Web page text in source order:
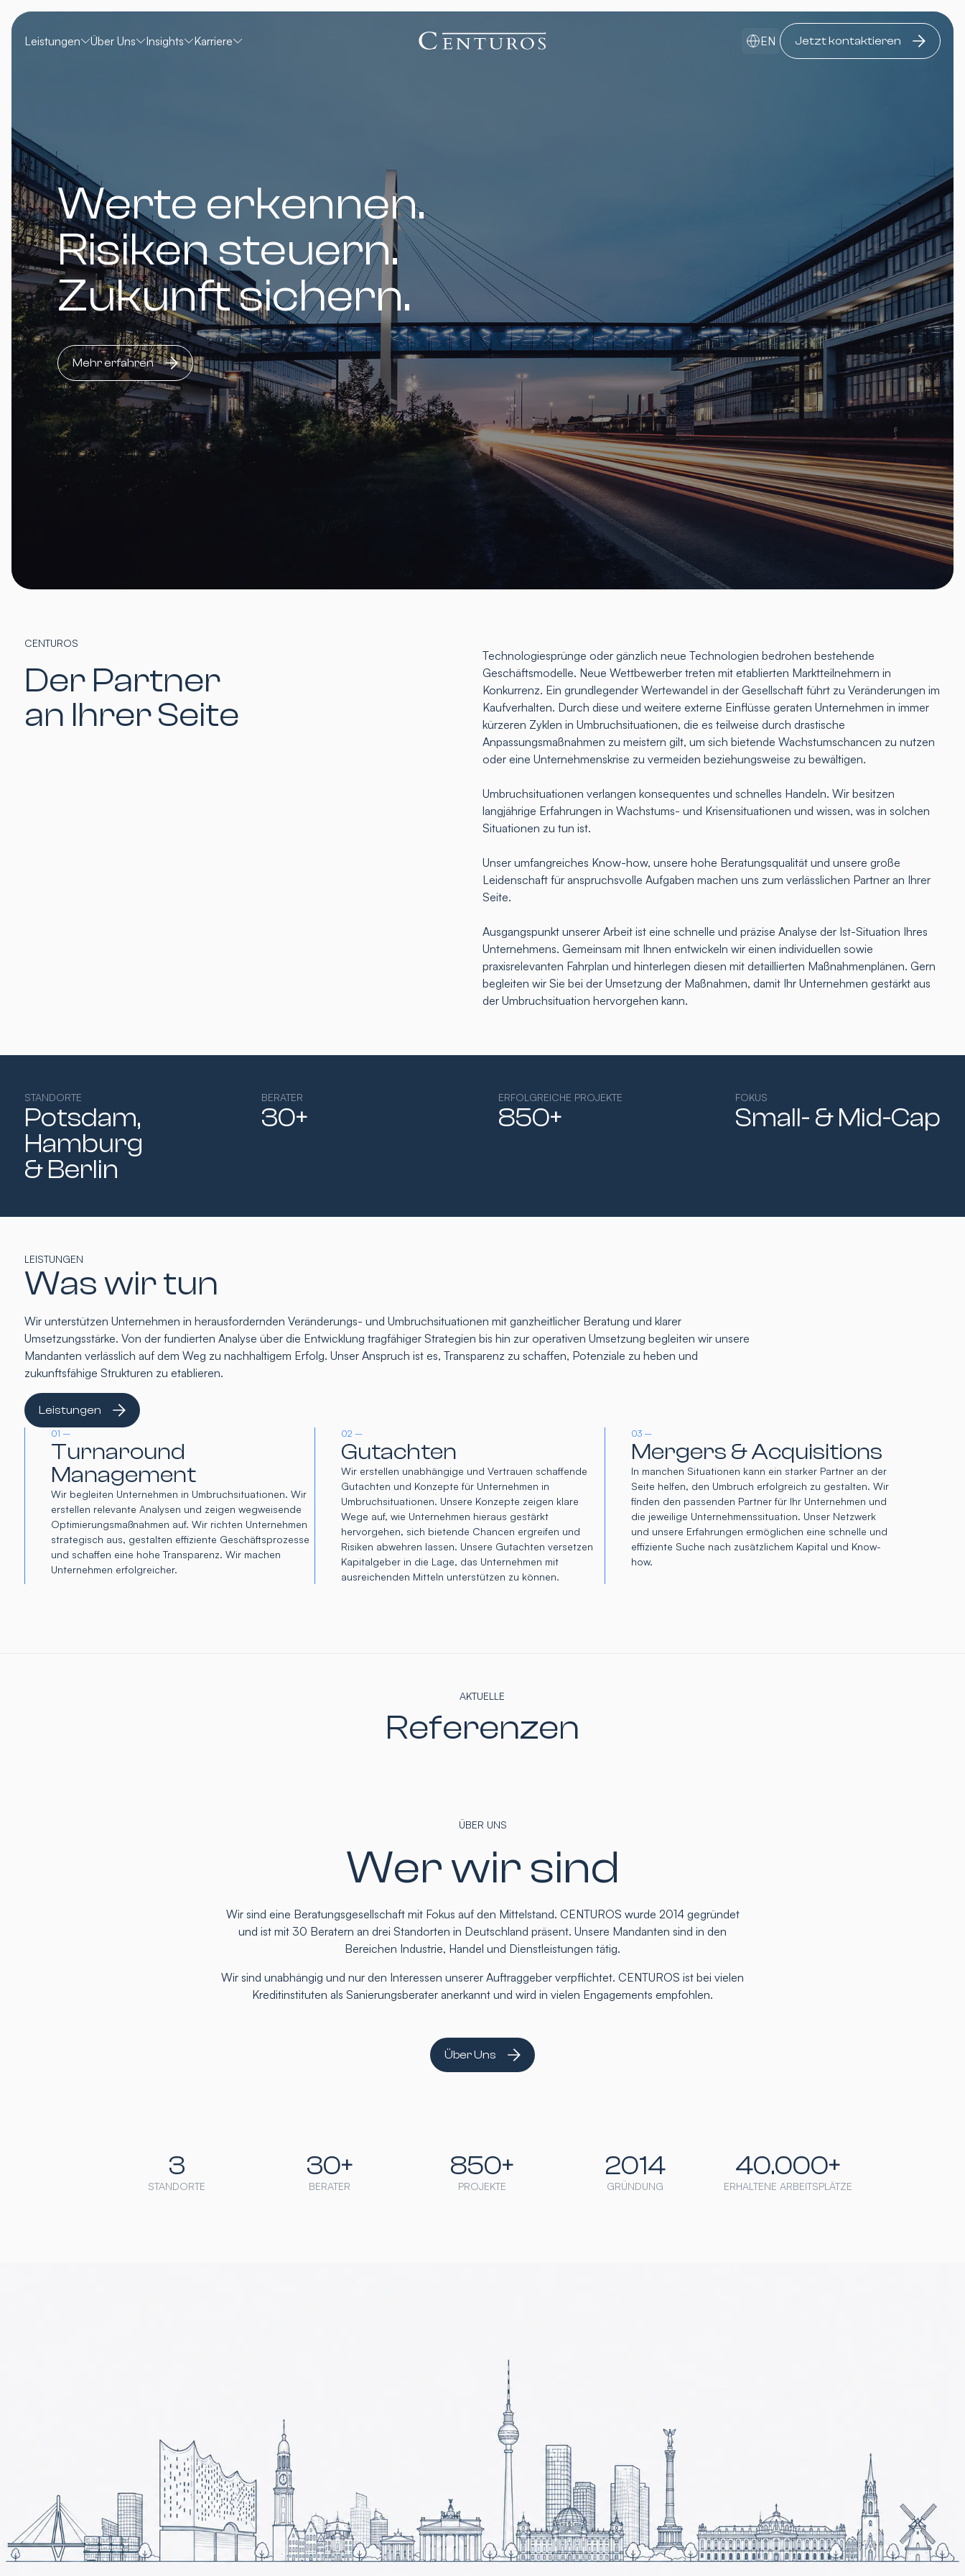
Leistungen Über Uns Insights Karriere EN Jetzt kontaktieren
Werte erkennen.
Risiken steuern.
Zukunft sichern.
Mehr erfahren
CENTUROS
Der Partner
an Ihrer Seite
Technologiesprünge oder gänzlich neue Technologien bedrohen bestehende
Geschäftsmodelle. Neue Wettbewerber treten mit etablierten Marktteilnehmern in
Konkurrenz. Ein grundlegender Wertewandel in der Gesellschaft führt zu Veränderungen im
Kaufverhalten. Durch diese und weitere externe Einflüsse geraten Unternehmen in immer
kürzeren Zyklen in Umbruchsituationen, die es teilweise durch drastische
Anpassungsmaßnahmen zu meistern gilt, um sich bietende Wachstumschancen zu nutzen
oder eine Unternehmenskrise zu vermeiden beziehungsweise zu bewältigen.
Umbruchsituationen verlangen konsequentes und schnelles Handeln. Wir besitzen
langjährige Erfahrungen in Wachstums- und Krisensituationen und wissen, was in solchen
Situationen zu tun ist.
Unser umfangreiches Know-how, unsere hohe Beratungsqualität und unsere große
Leidenschaft für anspruchsvolle Aufgaben machen uns zum verlässlichen Partner an Ihrer
Seite.
Ausgangspunkt unserer Arbeit ist eine schnelle und präzise Analyse der Ist-Situation Ihres
Unternehmens. Gemeinsam mit Ihnen entwickeln wir einen individuellen sowie
praxisrelevanten Fahrplan und hinterlegen diesen mit detaillierten Maßnahmenplänen. Gern
begleiten wir Sie bei der Umsetzung der Maßnahmen, damit Ihr Unternehmen gestärkt aus
der Umbruchsituation hervorgehen kann.
STANDORTE
Potsdam,
Hamburg​
& Berlin
BERATER
30+
ERFOLGREICHE PROJEKTE
850+
FOKUS
Small- & Mid-Cap​
LEISTUNGEN
Was wir tun
Wir unterstützen Unternehmen in herausfordernden Veränderungs- und Umbruchsituationen mit ganzheitlicher Beratung und klarer
Umsetzungsstärke. Von der fundierten Analyse über die Entwicklung tragfähiger Strategien bis hin zur operativen Umsetzung begleiten wir unsere
Mandanten verlässlich auf dem Weg zu nachhaltigem Erfolg. Unser Anspruch ist es, Transparenz zu schaffen, Potenziale zu heben und
zukunftsfähige Strukturen zu etablieren.
Leistungen
01 –
Turnaround
Management
Wir begleiten Unternehmen in Umbruchsituationen. Wir
erstellen relevante Analysen und zeigen wegweisende
Optimierungsmaßnahmen auf. Wir richten Unternehmen
strategisch aus, gestalten effiziente Geschäftsprozesse
und schaffen eine hohe Transparenz. Wir machen
Unternehmen erfolgreicher.
02 –
Gutachten
Wir erstellen unabhängige und Vertrauen schaffende
Gutachten und Konzepte für Unternehmen in
Umbruchsituationen. Unsere Konzepte zeigen klare
Wege auf, wie Unternehmen hieraus gestärkt
hervorgehen, sich bietende Chancen ergreifen und
Risiken abwehren lassen. Unsere Gutachten versetzen
Kapitalgeber in die Lage, das Unternehmen mit
ausreichenden Mitteln unterstützen zu können.
03 –
Mergers & Acquisitions
In manchen Situationen kann ein starker Partner an der
Seite helfen, den Umbruch erfolgreich zu gestalten. Wir
finden den passenden Partner für Ihr Unternehmen und
die jeweilige Unternehmenssituation. Unser Netzwerk
und unsere Erfahrungen ermöglichen eine schnelle und
effiziente Suche nach zusätzlichem Kapital und Know-
how.
AKTUELLE
Referenzen
ÜBER UNS
Wer wir sind
Wir sind eine Beratungsgesellschaft mit Fokus auf den Mittelstand. CENTUROS wurde 2014 gegründet
und ist mit 30 Beratern an drei Standorten in Deutschland präsent. Unsere Mandanten sind in den
Bereichen Industrie, Handel und Dienstleistungen tätig.
Wir sind unabhängig und nur den Interessen unserer Auftraggeber verpflichtet. CENTUROS ist bei vielen
Kreditinstituten als Sanierungsberater anerkannt und wird in vielen Engagements empfohlen.
Über Uns
STANDORTE
3
BERATER
30+
PROJEKTE
850+
GRÜNDUNG
2014
ERHALTENE ARBEITSPLÄTZE
40.000+